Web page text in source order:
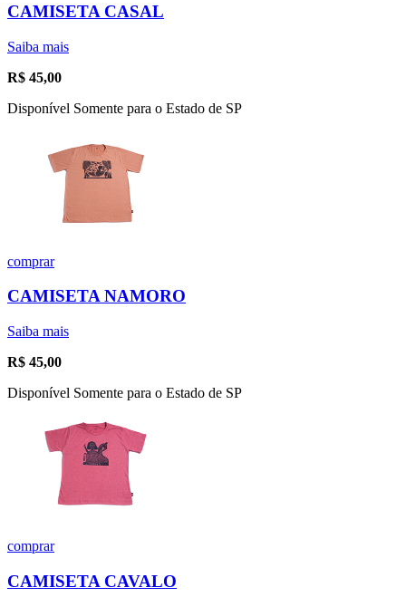
CAMISETA CASAL
Saiba mais
R$ 45,00
Disponível Somente para o Estado de SP
comprar
CAMISETA NAMORO
Saiba mais
R$ 45,00
Disponível Somente para o Estado de SP
comprar
CAMISETA CAVALO